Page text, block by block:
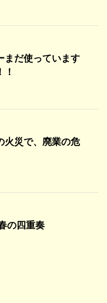
まだ使っています
火災で、廃業の危
の四重奏